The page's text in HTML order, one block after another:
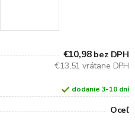
€10,98 bez DPH
€13,51 vrátane DPH
dodanie 3-10 dní
Oceľ